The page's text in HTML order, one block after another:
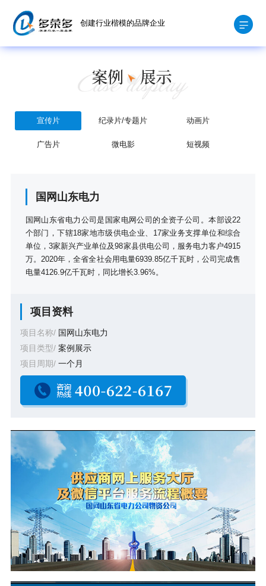
创建行业楷模的品牌企业
宣传片 纪录片/专题片 动画片
广告片 微电影 短视频
国网山东电力
国网山东省电力公司是国家电网公司的全资子公司。本部设22
个部门，下辖18家地市级供电企业、17家业务支撑单位和综合
单位，3家新兴产业单位及98家县供电公司，服务电力客户4915
万。2020年，全省全社会用电量6939.85亿千瓦时，公司完成售
电量4126.9亿千瓦时，同比增长3.96%。
项目资料
项目名称/ 国网山东电力
项目类型/ 案例展示
项目周期/ 一个月